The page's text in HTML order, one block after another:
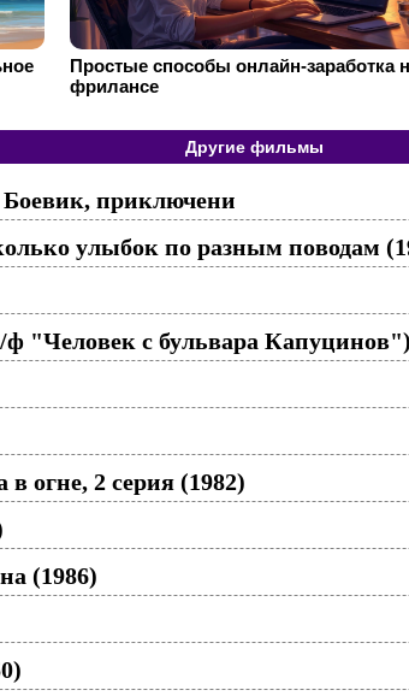
Простые способы онлайн-заработка
фрилансе
Другие фильмы
приключени
улыбок по разным поводам
"Человек с бульвара Капуцинов")
огне, 2 серия (1982)
(1986)